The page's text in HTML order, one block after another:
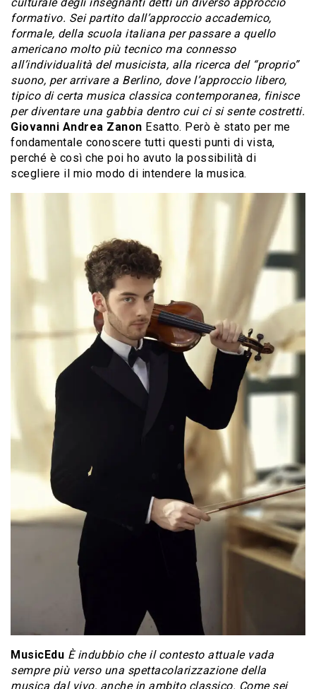
formativo. Sei partito dall’approccio accademico,
formale, della scuola italiana per passare a quello
americano molto più tecnico ma connesso
all’individualità del musicista, alla ricerca del “proprio”
suono, per arrivare a Berlino, dove l’approccio libero,
tipico di certa musica classica contemporanea, finisce
per diventare una gabbia dentro cui ci si sente costretti.
Giovanni Andrea Zanon Esatto. Però è stato per me
fondamentale conoscere tutti questi punti di vista,
perché è così che poi ho avuto la possibilità di
scegliere il mio modo di intendere la musica.
MusicEdu È indubbio che il contesto attuale vada
sempre più verso una spettacolarizzazione della
musica dal vivo, anche in ambito classico. Come sei